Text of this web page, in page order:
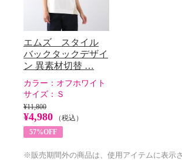
エムズ スタイル
バックタックデザイ
ン 異素材切替 …
カラー： オフホワイト
サイズ： Ｓ
¥11,800
¥4,980
（税込）
57%OFF
※販売期間外の商品は、使用アイテムに表示